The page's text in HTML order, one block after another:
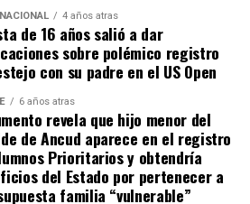
encuentra en Santiago
participando como invitada en
Aunque aún no tiene
viaje a Estados Unidos, donde
indicó que esperan
de junio».
a que se logró reunir el dinero y,
4 años atras
de 16 años salió a dar
sobre polémico registro
con su padre en el US Open
6 años atras
revela que hijo menor del
de Ancud aparece en el registro
Prioritarios y obtendría
del Estado por pertenecer a
familia “vulnerable”